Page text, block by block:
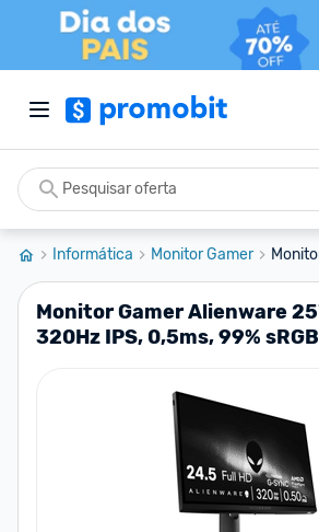
Informática Monitor Gamer
Monitor Gamer Alienware
320Hz IPS, 0,5ms, 99% sRGB